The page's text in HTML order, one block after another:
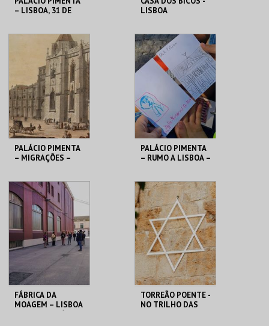
– LISBOA, 31 DE
ML - PALÁCIO
MAIS INFO
COMPRAR
LISBOA
ML - PALÁCIO
PIMENTA
MAIS INFO
PALÁCIO PIMENTA
– MIGRAÇÕES –
ML - PALÁCIO
PIMENTA
MAIS INFO
COMPRAR
PALÁCIO PIMENTA
– RUMO A LISBOA –
ML - PALÁCIO
PIMENTA
MAIS INFO
COMPRAR
FÁBRICA DA
MOAGEM – LISBOA
TORREÃO POENTE -
NO TRILHO DAS